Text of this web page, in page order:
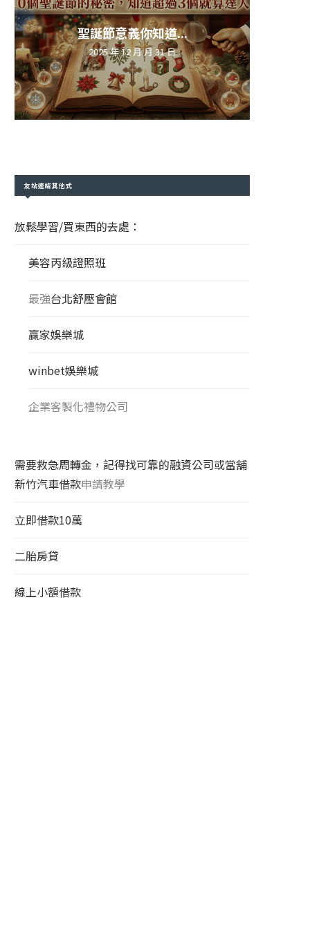
聖誕節意義你知道...
2025 年 12 月 月 31 日
友站連結其他式
放鬆學習/買東西的去處：
美容丙級證照班
最強台北舒壓會館
贏家娛樂城
winbet娛樂城
企業客製化禮物公司
需要救急周轉金，記得找可靠的融資公司或當舖
新竹汽車借款申請教學
立即借款10萬
二胎房貸
線上小額借款